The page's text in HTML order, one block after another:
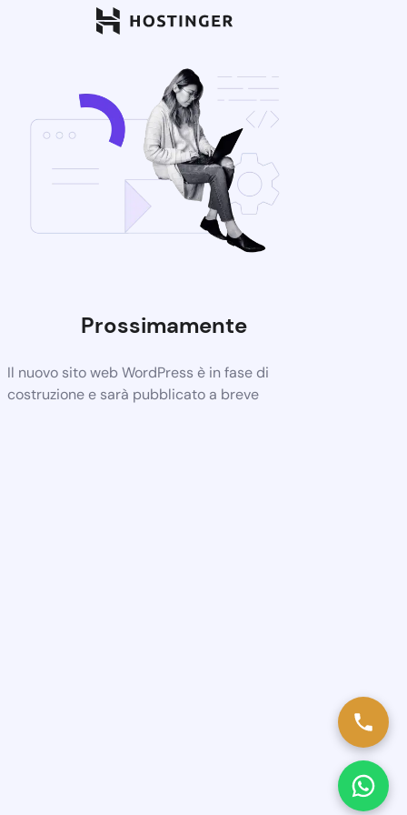
Prossimamente
Il nuovo sito web WordPress è in fase di
costruzione e sarà pubblicato a breve